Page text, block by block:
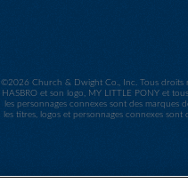
©2026 Church & Dwight Co., Inc. Tous droits
HASBRO et son logo, MY LITTLE PONY et
les personnages connexes sont des
les titres, logos et personnages connexes